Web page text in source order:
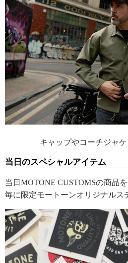
キャップやコーチジャ
当日のスペシャルアイテム
当日MOTONE CUSTOMSの商品
毎に限定モートーンオリジナルス